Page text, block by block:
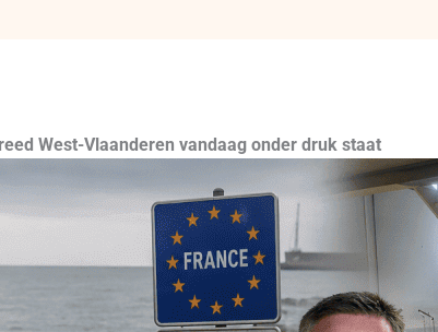
West-Vlaanderen vandaag onder druk staat